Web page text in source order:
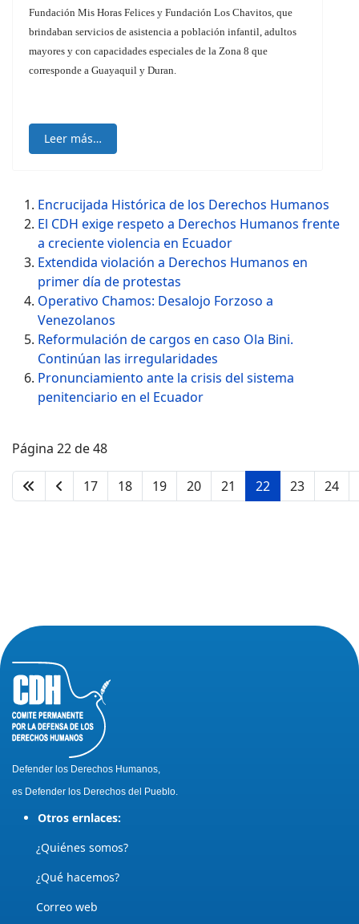
Fundación Mis Horas Felices y Fundación Los Chavitos, que
brindaban servicios de asistencia a población infantil, adultos
mayores y con capacidades especiales de la Zona 8 que
corresponde a Guayaquil y Duran.
Leer más…
Encrucijada Histórica de los Derechos Humanos
El CDH exige respeto a Derechos Humanos frente
a creciente violencia en Ecuador
Extendida violación a Derechos Humanos en
primer día de protestas
Operativo Chamos: Desalojo Forzoso a
Venezolanos
Reformulación de cargos en caso Ola Bini.
Continúan las irregularidades
Pronunciamiento ante la crisis del sistema
penitenciario en el Ecuador
Página 22 de 48
17 18 19 20 21 22 23 24
Defender los Derechos Humanos,
es Defender los Derechos del Pueblo.
Otros ernlaces:
¿Quiénes somos?
¿Qué hacemos?
Correo web